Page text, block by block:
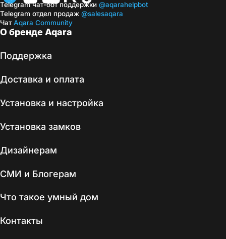
О бренде Aqara
Поддержка
Доставка и оплата
Установка и настройка
Установка замков
Дизайнерам
СМИ и Блогерам
Что такое умный дом
Контакты
Telegram чат-бот поддержки @aqarahelpbot
Telegram отдел продаж @salesaqara
ЧатAqara Community